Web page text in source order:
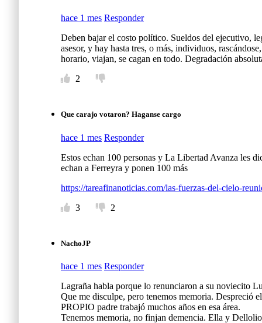
hace 1 mes Responder
Deben bajar el costo político. Sueldos del ejecutivo,
asesor, y hay hasta tres, o más, individuos,
horario, viajan, se cagan en todo. Degradación
2
Que carajo votaron? Haganse cargo
hace 1 mes Responder
Estos echan 100 personas y La Libertad Avanza les
echan a Ferreyra y ponen 100 más
https://tareafinanoticias.com/las-fuerzas-del-cielo-
3
2
NachoJP
hace 1 mes Responder
Lagraña habla porque lo renunciaron a su noviecito
Que me disculpe, pero tenemos memoria. Despreció
PROPIO padre trabajó muchos años en esa área.
Tenemos memoria, no finjan demencia. Ella y